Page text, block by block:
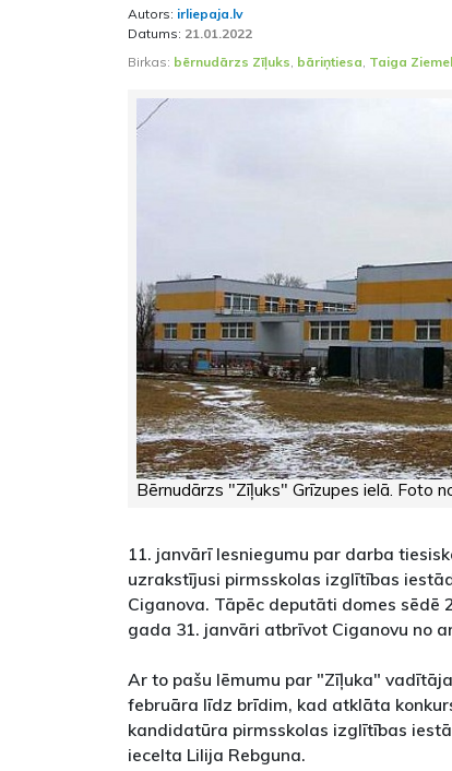
Autors: irliepaja.lv
Datums: 21.01.2022
Birkas: bērnudārzs Zīļuks, bāriņtiesa, Taiga
Bērnudārzs "Zīļuks" Grīzupes ielā. Foto
11. janvārī Iesniegumu par darba
uzrakstījusi pirmsskolas izglītības
Ciganova. Tāpēc deputāti domes sēdē
gada 31. janvāri atbrīvot Ciganovu no
Ar to pašu lēmumu par "Zīļuka"
februāra līdz brīdim, kad atklāta
kandidatūra pirmsskolas izglītības
iecelta Lilija Rebguna.